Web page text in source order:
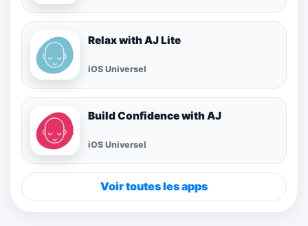
Relax with AJ Lite
iOS Universel
Build Confidence with AJ
iOS Universel
Voir toutes les apps